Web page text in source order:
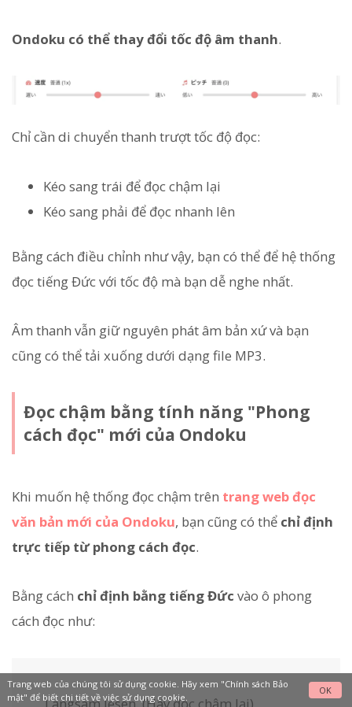
Ondoku có thể thay đổi tốc độ âm thanh.
Chỉ cần di chuyển thanh trượt tốc độ đọc:
Kéo sang trái để đọc chậm lại
Kéo sang phải để đọc nhanh lên
Bằng cách điều chỉnh như vậy, bạn có thể để hệ thống
đọc tiếng Đức với tốc độ mà bạn dễ nghe nhất.
Âm thanh vẫn giữ nguyên phát âm bản xứ và bạn
cũng có thể tải xuống dưới dạng file MP3.
Đọc chậm bằng tính năng "Phong
cách đọc" mới của Ondoku
Khi muốn hệ thống đọc chậm trên trang web đọc
văn bản mới của Ondoku, bạn cũng có thể chỉ định
trực tiếp từ phong cách đọc.
Bằng cách chỉ định bằng tiếng Đức vào ô phong
cách đọc như:
Langsam lesen. (Hãy đọc chậm lại)
Trang web của chúng tôi sử dụng cookie. Hãy xem "Chính sách Bảo
mật" để biết chi tiết về việc sử dụng cookie.
OK